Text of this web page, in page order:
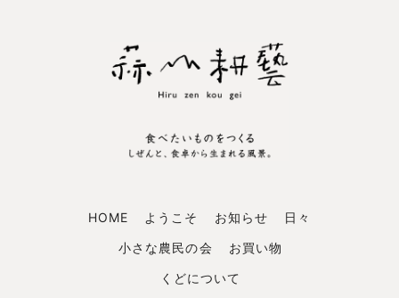
HOME ようこそ お知らせ
日々
小さな農民の会
お買い物
くどについて